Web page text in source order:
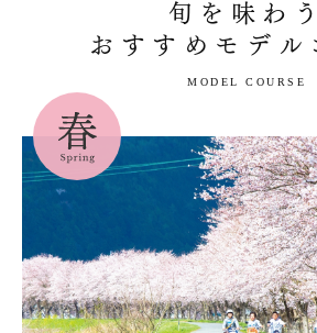
MODEL COURSE
旬を味わう
おすすめモデル